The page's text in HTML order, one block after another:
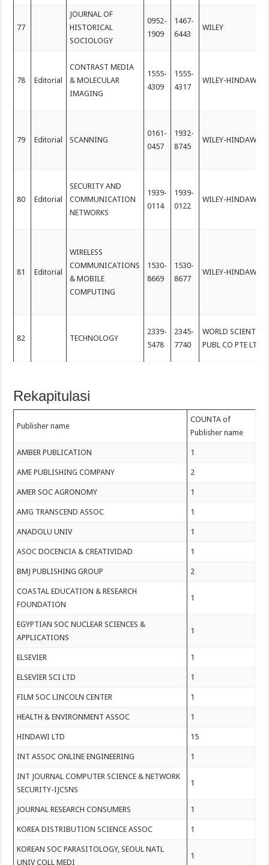
77
JOURNAL OF
HISTORICAL
SOCIOLOGY
0952-
1909
1467-
6443
WILEY
78 Editorial
CONTRAST MEDIA
& MOLECULAR
IMAGING
1555-
4309
1555-
4317
WILEY-HINDAWI
79 Editorial SCANNING
0161-
0457
1932-
8745
WILEY-HINDAWI
80 Editorial
SECURITY AND
COMMUNICATION
NETWORKS
1939-
0114
1939-
0122
WILEY-HINDAWI
81 Editorial
WIRELESS
COMMUNICATIONS
& MOBILE
COMPUTING
1530-
8669
1530-
8677
WILEY-HINDAWI
82 TECHNOLOGY
2339-
5478
2345-
7740
WORLD
PUBL CO PTE LTD
Rekapitulasi
Publisher name
COUNTA of
Publisher name
AMBER PUBLICATION 1
AME PUBLISHING COMPANY 2
AMER SOC AGRONOMY 1
AMG TRANSCEND ASSOC 1
ANADOLU UNIV 1
ASOC DOCENCIA & CREATIVIDAD 1
BMJ PUBLISHING GROUP 2
COASTAL EDUCATION & RESEARCH
FOUNDATION
1
EGYPTIAN SOC NUCLEAR SCIENCES &
APPLICATIONS
1
ELSEVIER 1
ELSEVIER SCI LTD 1
FILM SOC LINCOLN CENTER 1
HEALTH & ENVIRONMENT ASSOC 1
HINDAWI LTD 15
INT ASSOC ONLINE ENGINEERING 1
INT JOURNAL COMPUTER SCIENCE & NETWORK
SECURITY-IJCSNS
1
JOURNAL RESEARCH CONSUMERS 1
KOREA DISTRIBUTION SCIENCE ASSOC 1
KOREAN SOC PARASITOLOGY, SEOUL NATL
UNIV COLL MEDI
1